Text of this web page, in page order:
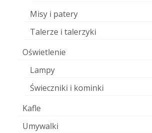
Misy i patery
Talerze i talerzyki
Oświetlenie
Lampy
Świeczniki i kominki
Kafle
Umywalki